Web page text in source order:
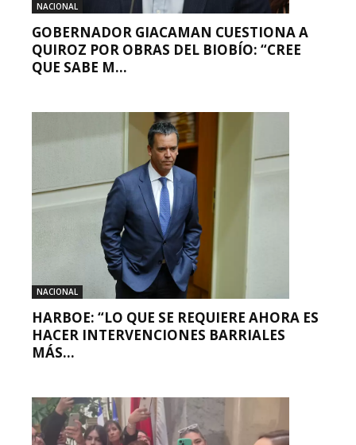
NACIONAL
GOBERNADOR GIACAMAN CUESTIONA A
QUIROZ POR OBRAS DEL BIOBÍO: “CREE
QUE SABE M...
NACIONAL
HARBOE: “LO QUE SE REQUIERE AHORA ES
HACER INTERVENCIONES BARRIALES
MÁS...